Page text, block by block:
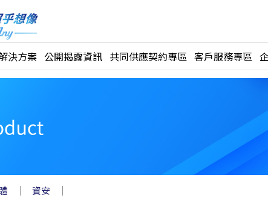
決方案 公開揭露資訊 共同供應契約專區 客戶服務專區
｜ 資安 ｜